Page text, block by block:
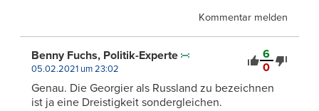
Kommentar melden
6
0
Benny Fuchs, Politik-Experte
05.02.2021 um 23:02
Genau. Die Georgier als Russland zu bezeichnen
ist ja eine Dreistigkeit sondergleichen.